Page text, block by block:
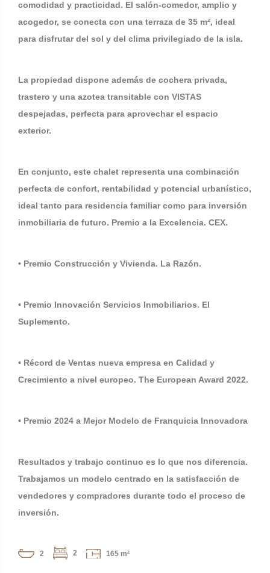
comodidad y practicidad. El salón-comedor, amplio y
acogedor, se conecta con una terraza de 35 m², ideal
para disfrutar del sol y del clima privilegiado de la isla.
La propiedad dispone además de cochera privada,
trastero y una azotea transitable con VISTAS
despejadas, perfecta para aprovechar el espacio
exterior.
En conjunto, este chalet representa una combinación
perfecta de confort, rentabilidad y potencial urbanístico,
ideal tanto para residencia familiar como para inversión
inmobiliaria de futuro. Premio a la Excelencia. CEX.
• Premio Construcción y Vivienda. La Razón.
• Premio Innovación Servicios Inmobiliarios. El
Suplemento.
• Récord de Ventas nueva empresa en Calidad y
Crecimiento a nivel europeo. The European Award 2022.
• Premio 2024 a Mejor Modelo de Franquicia Innovadora
Resultados y trabajo continuo es lo que nos diferencia.
Trabajamos un modelo centrado en la satisfacción de
vendedores y compradores durante todo el proceso de
inversión.
2 2 165 m²